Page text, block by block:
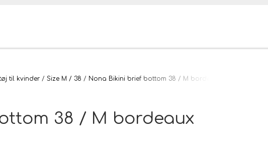
Møbler og tæpper
til kvinder Size M / 38 Nona Bikini brief bottom 38 / M bordeaux
38 / M bordeaux